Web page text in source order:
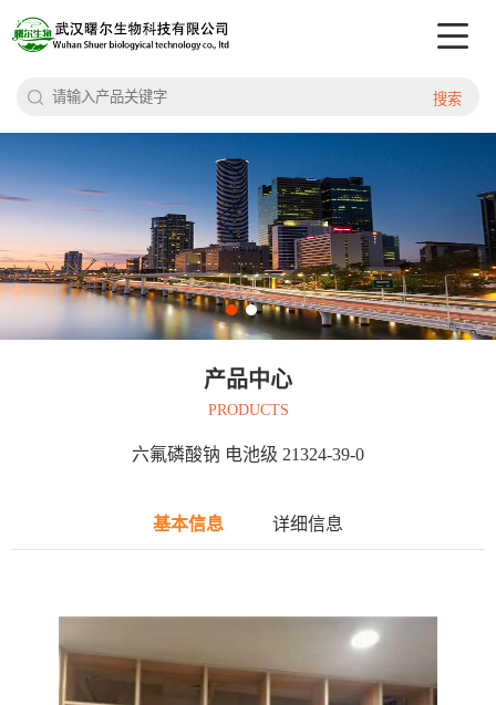
搜索
产品中心
PRODUCTS
六氟磷酸钠 电池级 21324-39-0
基本信息 详细信息